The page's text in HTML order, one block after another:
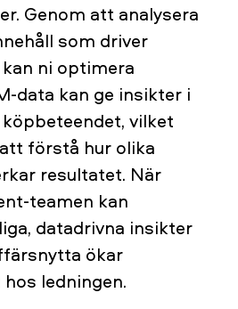
Genom att analysera
som driver
ni optimera
data kan ge insikter i
vilket
förstå hur olika
resultatet. När
teamen kan
datadrivna insikter
ökar
ledningen.